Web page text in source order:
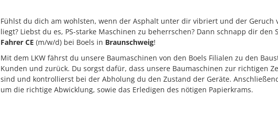
Fühlst du dich am wohlsten, wenn der Asphalt unter dir vibriert und der Geruch
liegt? Liebst du es, PS-starke Maschinen zu beherrschen? Dann schnapp dir den
Fahrer CE (m/w/d) bei Boels in Braunschweig!
Mit dem LKW fährst du unsere Baumaschinen von den Boels Filialen zu den
Kunden und zurück. Du sorgst dafür, dass unsere Baumaschinen zur richtigen
sind und kontrollierst bei der Abholung du den Zustand der Geräte.
um die richtige Abwicklung, sowie das Erledigen des nötigen Papierkrams.